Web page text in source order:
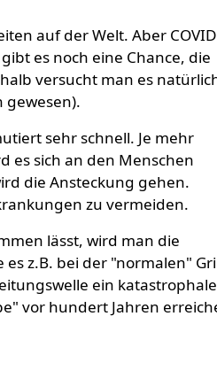
auf der Welt. Aber
es noch eine Chance, die
versucht man es
gewesen).
sehr schnell. Je mehr
es sich an den Menschen
die Ansteckung gehen.
zu vermeiden.
lässt, wird man die
z.B. bei der "normalen"
ein
vor hundert Jahren